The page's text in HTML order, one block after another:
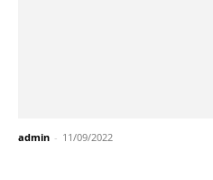
admin - 11/09/2022